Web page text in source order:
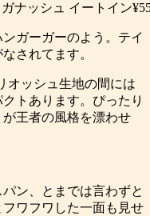
ナッシュ イートイン
ガーガーのよう。テイ
されてます。
オッシュ生地の間には
トあります。ぴったり
王者の風格を漂わせ
ン、とまでは言わずと
ワフワした一面も見せ